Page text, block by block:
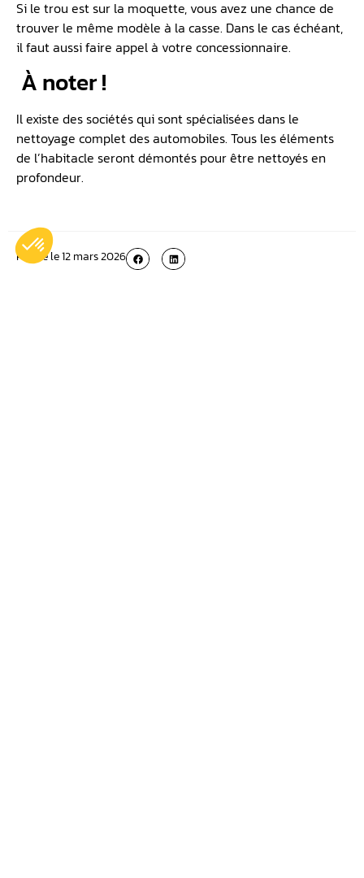
Si le trou est sur la moquette, vous avez une chance de
trouver le même modèle à la casse. Dans le cas échéant,
il faut aussi faire appel à votre concessionnaire.
À noter !
Il existe des sociétés qui sont spécialisées dans le
nettoyage complet des automobiles. Tous les éléments
de l’habitacle seront démontés pour être nettoyés en
profondeur.
Publié le12 mars 2026